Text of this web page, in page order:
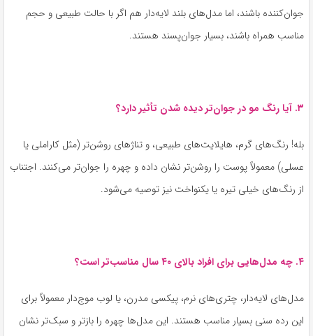
جوان‌کننده باشند، اما مدل‌های بلند لایه‌دار هم اگر با حالت طبیعی و حجم
مناسب همراه باشند، بسیار جوان‌پسند هستند.
۳. آیا رنگ مو در جوان‌تر دیده شدن تأثیر دارد؟
بله! رنگ‌های گرم، هایلایت‌های طبیعی، و تناژهای روشن‌تر (مثل کاراملی یا
عسلی) معمولاً پوست را روشن‌تر نشان داده و چهره را جوان‌تر می‌کنند. اجتناب
از رنگ‌های خیلی تیره یا یکنواخت نیز توصیه می‌شود.
۴. چه مدل‌هایی برای افراد بالای ۴۰ سال مناسب‌تر است؟
مدل‌های لایه‌دار، چتری‌های نرم، پیکسی مدرن، یا لوب موج‌دار معمولاً برای
این رده سنی بسیار مناسب هستند. این مدل‌ها چهره را بازتر و سبک‌تر نشان